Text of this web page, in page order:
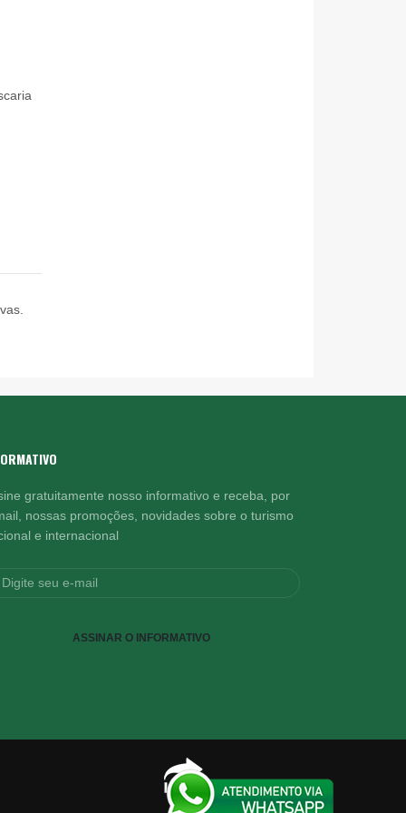
gratuitamente nosso informativo e receba, por
nossas promoções, novidades sobre o turismo
e internacional
ASSINAR O INFORMATIVO